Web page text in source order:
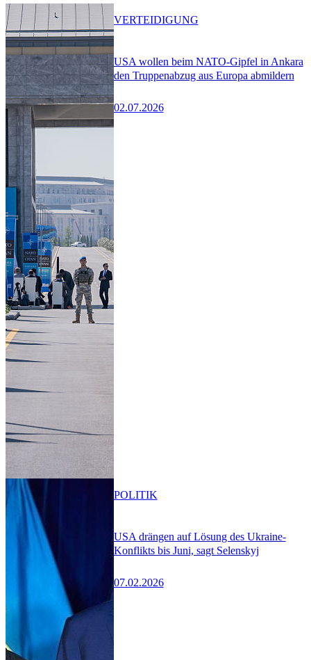
USA wollen beim NATO-Gipfel in Ankara
den Truppenabzug aus Europa abmildern
02.07.2026
VERTEIDIGUNG
USA drängen auf Lösung des Ukraine-
Konflikts bis Juni, sagt Selenskyj
07.02.2026
POLITIK